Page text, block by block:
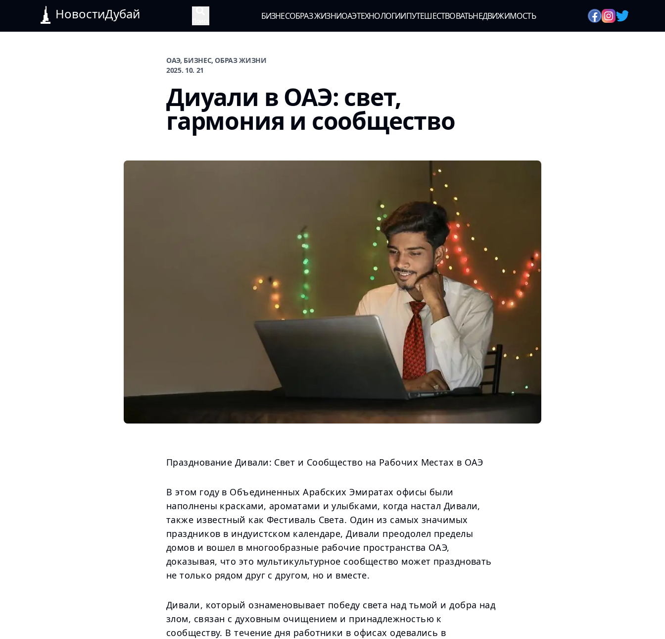
НовостиДубай БИЗНЕСОБРАЗ ЖИЗНИОАЭТЕХНОЛОГИИПУТЕШЕСТВОВАТЬНЕДВИЖИМОСТЬ
ОАЭ, БИЗНЕС, ОБРАЗ ЖИЗНИ
2025. 10. 21
Диуали в ОАЭ: свет,
гармония и сообщество
Празднование Дивали: Свет и Сообщество на Рабочих Местах в ОАЭ
В этом году в Объединенных Арабских Эмиратах офисы были
наполнены красками, ароматами и улыбками, когда настал Дивали,
также известный как Фестиваль Света. Один из самых значимых
праздников в индуистском календаре, Дивали преодолел пределы
домов и вошел в многообразные рабочие пространства ОАЭ,
доказывая, что это мультикультурное сообщество может праздновать
не только рядом друг с другом, но и вместе.
Дивали, который ознаменовывает победу света над тьмой и добра над
злом, связан с духовным очищением и принадлежностью к
сообществу. В течение дня работники в офисах одевались в